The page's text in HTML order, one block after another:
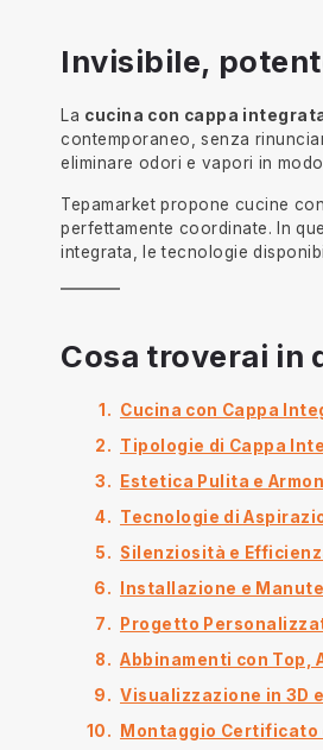
Invisibile,
La cucina con cappa
contemporaneo, senza
eliminare odori e vapori in
Tepamarket propone cucine
perfettamente coordinate. In
integrata, le tecnologie
Cosa troverai in
Cucina con Cappa
Tipologie di Cappa
Estetica Pulita e
Tecnologie di
Silenziosità e
Installazione e
Progetto
Abbinamenti con Top,
Visualizzazione in 3D
Montaggio Certificato